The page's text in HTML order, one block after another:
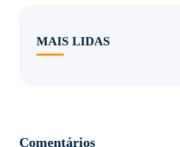
MAIS LIDAS
Comentários